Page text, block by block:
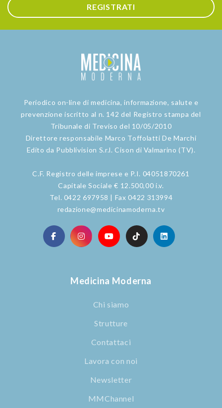
REGISTRATI
Periodico on-line di medicina, informazione, salute e
prevenzione iscritto al n. 142 del Registro stampa del
Tribunale di Treviso del 10/05/2010
Direttore responsabile Marco Toffolatti De Marchi
Edito da Pubblivision S.r.l. Cison di Valmarino (TV).
C.F. Registro delle imprese e P.I. 04051870261
Capitale Sociale € 12.500,00 i.v.
Tel. 0422 697958 | Fax 0422 313994
redazione@medicinamoderna.tv
Medicina Moderna
Chi siamo
Strutture
Contattaci
Lavora con noi
Newsletter
MMChannel